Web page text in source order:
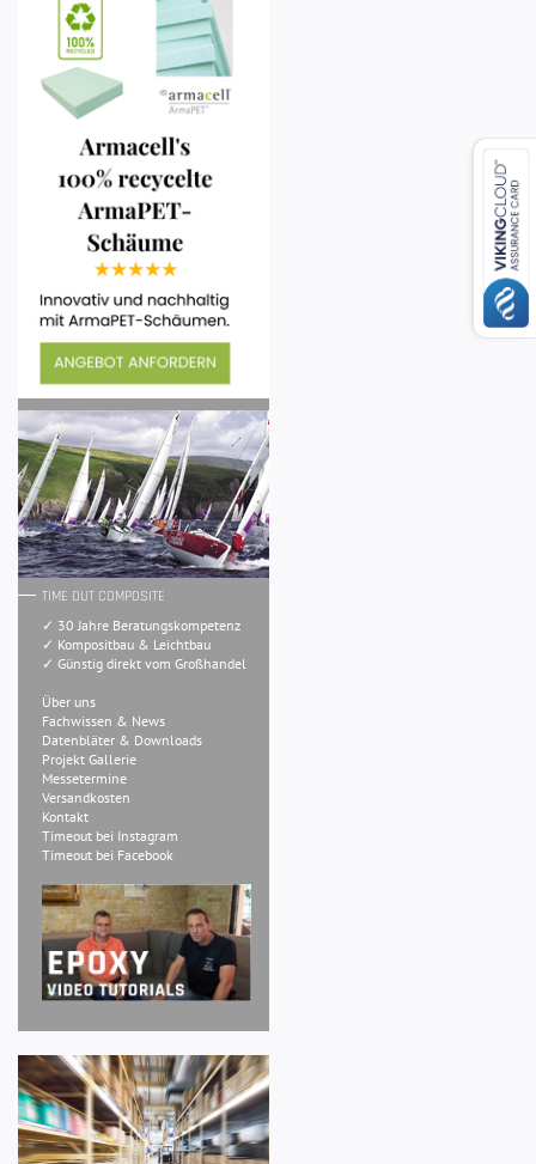
TIME OUT COMPOSITE
✓ 30 Jahre Beratungskompetenz
✓ Kompositbau & Leichtbau
✓ Günstig direkt vom Großhandel
Über uns
Fachwissen & News
Datenbläter & Downloads
Projekt Gallerie
Messetermine
Versandkosten
Kontakt
Timeout bei Instagram
Timeout bei Facebook